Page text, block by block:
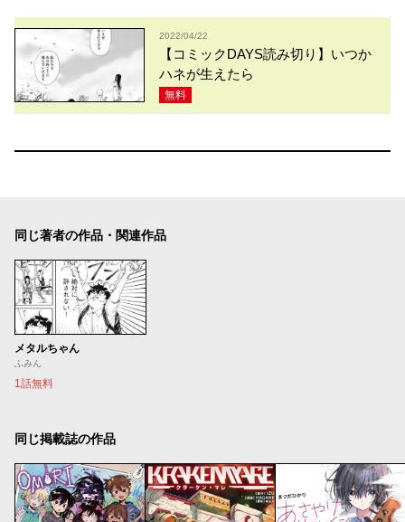
2022/04/22
【コミックDAYS読み切り】いつか
ハネが生えたら
無料
同じ著者の作品・関連作品
メタルちゃん
ふみん
1話無料
同じ掲載誌の作品